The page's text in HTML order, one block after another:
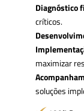
Diagnóstico
críticos.
maximizar
soluções